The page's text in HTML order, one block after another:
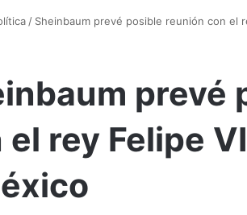
/ Sheinbaum prevé posible reunión con el
prevé
el rey Felipe